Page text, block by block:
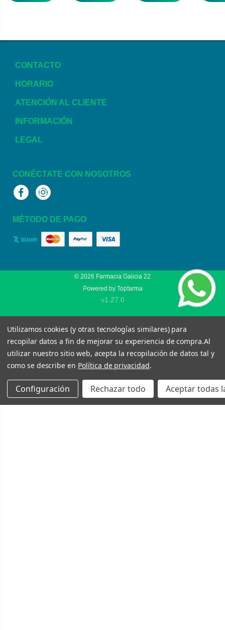
CONTACTO
HORARIO
ATENCIÓN AL CLIENTE
INFORMACIÓN
LEGAL
CONÉCTATE CON NOSOTROS
FacebookInstagram
MÉTODO DE PAGO
© 2026 Farmacia Galicia 22
Powered by Topfarma
v1.27.0
Utilizamos cookies (y otras tecnologías similares) para
recopilar datos a fin de mejorar su experiencia de compra.Al
utilizar nuestro sitio web, acepta la recopilación de datos tal y
como se describe en Política de privacidad.
Configuración Rechazar todo Aceptar todas